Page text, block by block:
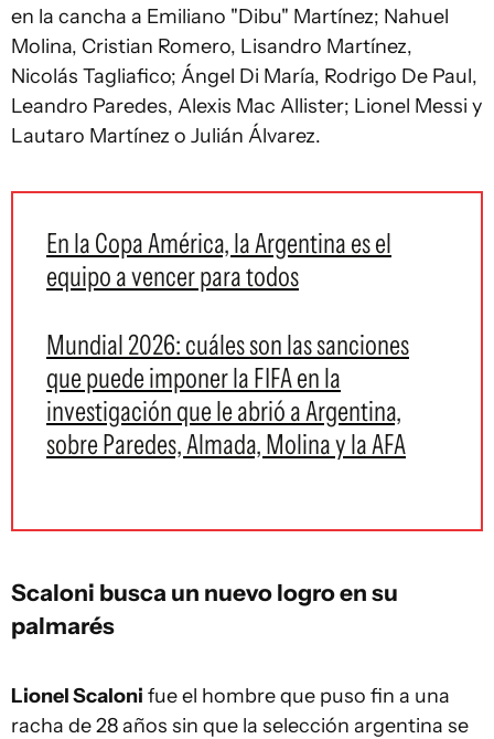
en la cancha a Emiliano "Dibu" Martínez; Nahuel
Molina, Cristian Romero, Lisandro Martínez,
Nicolás Tagliafico; Ángel Di María, Rodrigo De Paul,
Leandro Paredes, Alexis Mac Allister; Lionel Messi y
Lautaro Martínez o Julián Álvarez.
En la Copa América, la Argentina es el
equipo a vencer para todos
Mundial 2026: cuáles son las sanciones
que puede imponer la FIFA en la
investigación que le abrió a Argentina,
sobre Paredes, Almada, Molina y la AFA
Scaloni busca un nuevo logro en su
palmarés
Lionel Scaloni fue el hombre que puso fin a una
racha de 28 años sin que la selección argentina se